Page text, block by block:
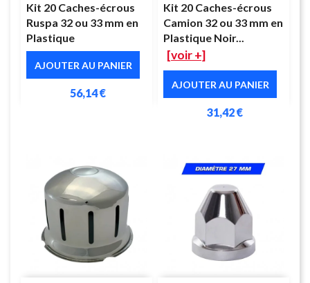
Kit 20 Caches-écrous
Ruspa 32 ou 33 mm en
Plastique
AJOUTER AU PANIER
56,14 €
Kit 20 Caches-écrous
Camion 32 ou 33 mm en
Plastique Noir...
[voir +]
AJOUTER AU PANIER
31,42 €